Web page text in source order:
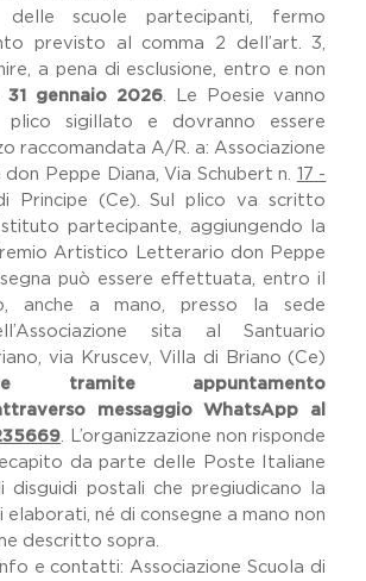
scuole partecipanti, fermo
previsto al comma 2 dell’art. 3,
a pena di esclusione, entro e non
31 gennaio 2026. Le Poesie vanno
plico sigillato e dovranno essere
raccomandata A/R. a: Associazione
Peppe Diana, Via Schubert n. 17 -
Principe (Ce). Sul plico va scritto
partecipante, aggiungendo la
Artistico Letterario don Peppe
può essere effettuata, entro il
anche a mano, presso la sede
sita al Santuario
via Kruscev, Villa di Briano (Ce)
tramite appuntamento
messaggio WhatsApp al
. L’organizzazione non risponde
da parte delle Poste Italiane
disguidi postali che pregiudicano la
elaborati, né di consegne a mano non
descritto sopra.
e contatti: Associazione Scuola di